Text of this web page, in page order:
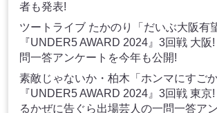
者も発表!
ツートライブ たかのり「だいぶ大阪有
『UNDER5 AWARD 2024』3回戦 大阪
問一答アンケートを今年も公開!
素敵じゃないか・柏木「ホンマにすごか
『UNDER5 AWARD 2024』3回戦 東京
るかぜに告ぐら出場芸人の一問一答ア